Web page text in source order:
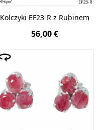
Kolczyki EF23-R z Rubinem
56,00 €